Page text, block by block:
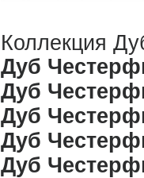
Коллекция
Дуб
Дуб
Дуб
Дуб
Дуб